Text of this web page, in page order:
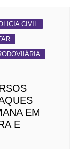
CIVIL
EM
E